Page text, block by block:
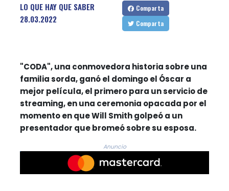
LO QUE HAY QUE SABER
28.03.2022
Comparta
Comparta
"CODA", una conmovedora historia sobre una
familia sorda, ganó el domingo el Óscar a
mejor película, el primero para un servicio de
streaming, en una ceremonia opacada por el
momento en que Will Smith golpeó a un
presentador que bromeó sobre su esposa.
Anuncio